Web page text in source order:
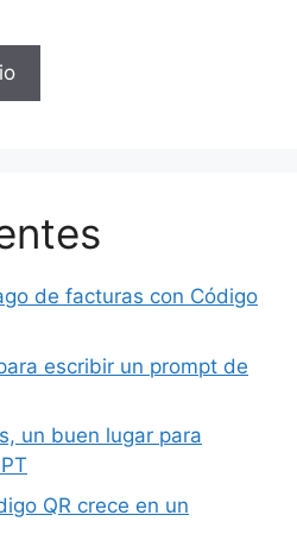
de facturas con Código
escribir un prompt de
un buen lugar para
QR crece en un